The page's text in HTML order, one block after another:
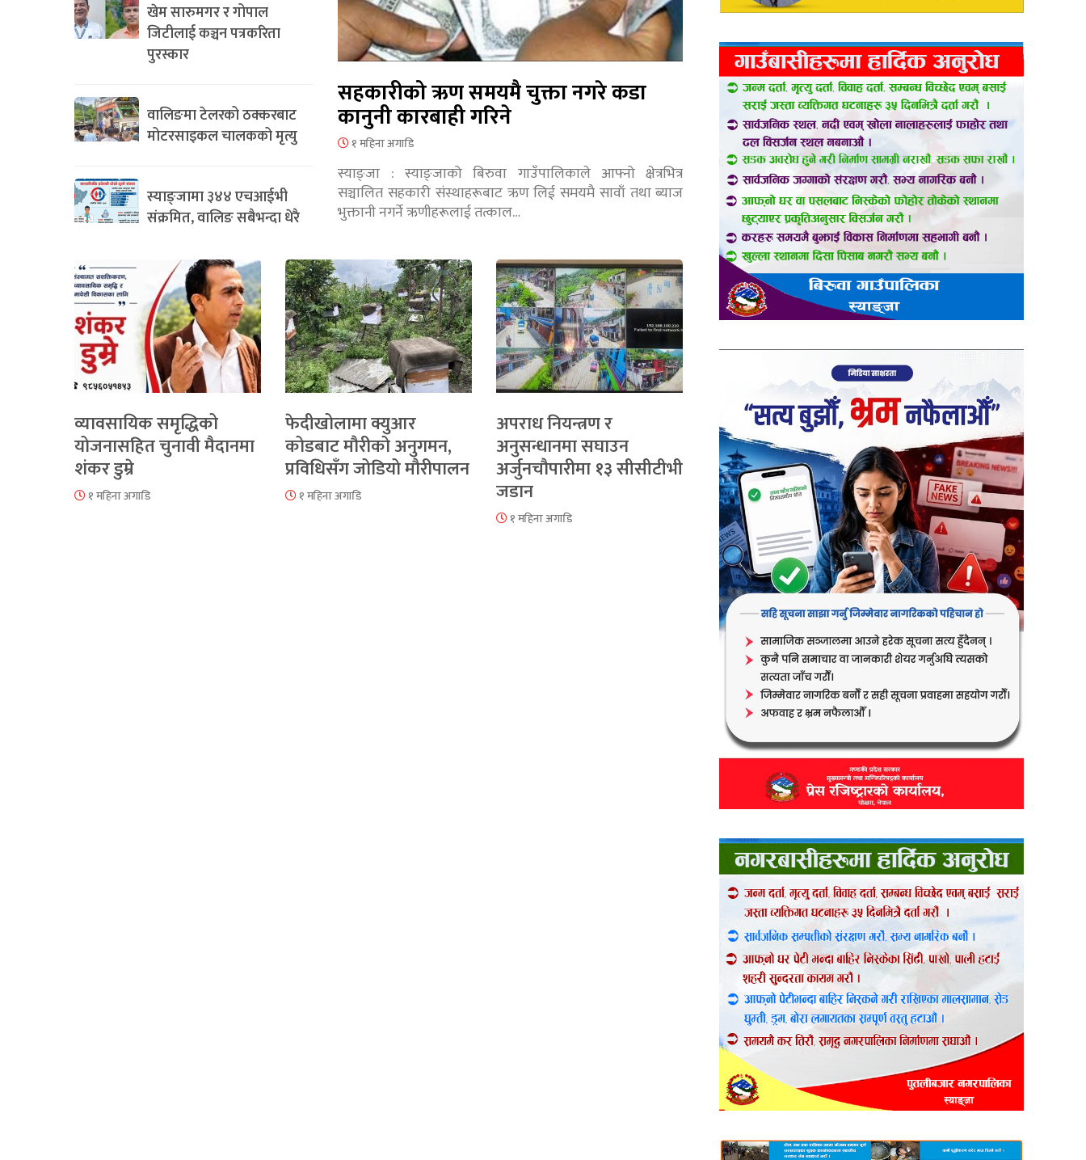
खेम सारुमगर र गोपाल
जिटीलाई कञ्चन पत्रकरिता
पुरस्कार
वालिङमा टेलरको ठक्करबाट
मोटरसाइकल चालकको मृत्यु
स्याङ्जामा ३४४ एचआईभी
संक्रमित, वालिङ सबैभन्दा धेरै
सहकारीको ऋण समयमै चुक्ता नगरे कडा
कानुनी कारबाही गरिने
१ महिना अगाडि
स्याङ्जा : स्याङ्जाको बिरुवा गाउँपालिकाले आफ्नो क्षेत्रभित्र
सञ्चालित सहकारी संस्थाहरूबाट ऋण लिई समयमै सावाँ तथा ब्याज
भुक्तानी नगर्ने ऋणीहरूलाई तत्काल…
व्यावसायिक समृद्धिको
योजनासहित चुनावी मैदानमा
शंकर डुम्रे
१ महिना अगाडि
फेदीखोलामा क्युआर
कोडबाट मौरीको अनुगमन,
प्रविधिसँग जोडियो मौरीपालन
१ महिना अगाडि
अपराध नियन्त्रण र
अनुसन्धानमा सघाउन
अर्जुनचौपारीमा १३ सीसीटीभी
जडान
१ महिना अगाडि